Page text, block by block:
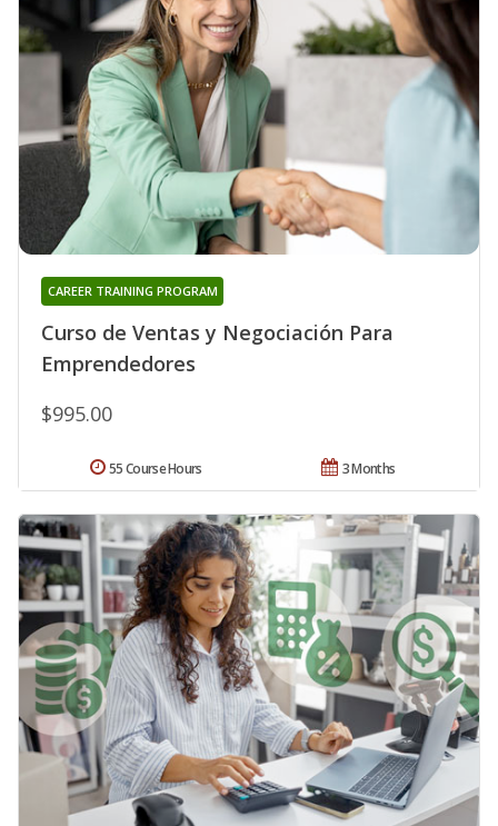
Curso de Ventas y Negociación Para
Emprendedores
CAREER TRAINING PROGRAM
$995.00
3 Months
55 Course Hours